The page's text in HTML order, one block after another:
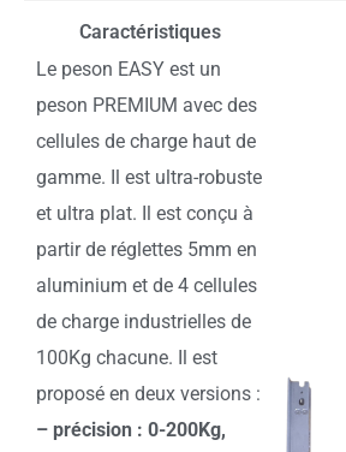
Caractéristiques
Le peson EASY est un
peson PREMIUM avec des
cellules de charge haut de
gamme. Il est ultra-robuste
et ultra plat. Il est conçu à
partir de réglettes 5mm en
aluminium et de 4 cellules
de charge industrielles de
100Kg chacune. Il est
proposé en deux versions :
– précision : 0-200Kg,